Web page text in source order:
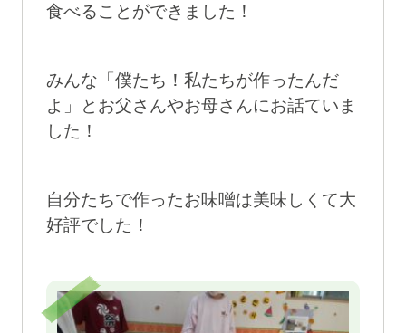
食べることができました！
みんな「僕たち！私たちが作ったんだ
よ」とお父さんやお母さんにお話ていま
した！
自分たちで作ったお味噌は美味しくて大
好評でした！